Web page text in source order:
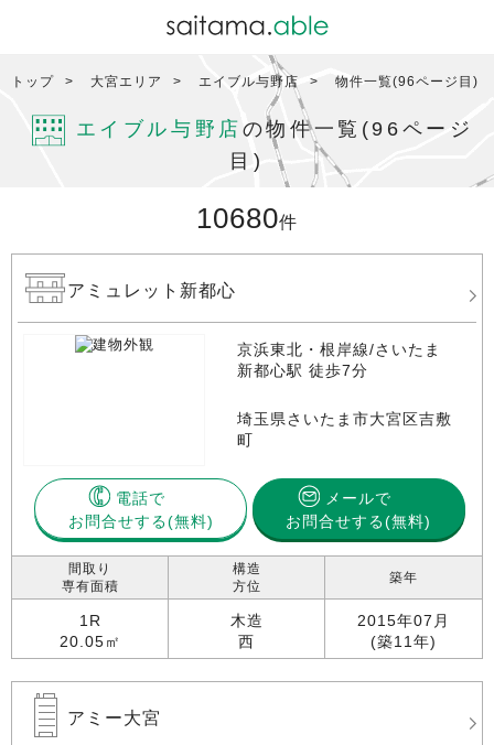
トップ 大宮エリア エイブル与野店 物件一覧(96ページ目)
エイブル与野店 の物件一覧(96ページ
目)
10680件
アミュレット新都心
京浜東北・根岸線/さいたま
新都心駅 徒歩7分
埼玉県さいたま市大宮区吉敷
町
電話で
お問合せする
メールで
お問合せする(無料)
間取り
専有面積
1R
20.05㎡
構造
方位
木造
西
築年
2015年07月
(築11年)
アミー大宮